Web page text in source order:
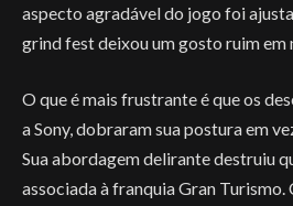
aspecto agradável do jogo foi
grind fest deixou um gosto ruim em
O que é mais frustrante é que os
a Sony, dobraram sua postura em
Sua abordagem delirante destruiu
associada à franquia Gran Turismo.